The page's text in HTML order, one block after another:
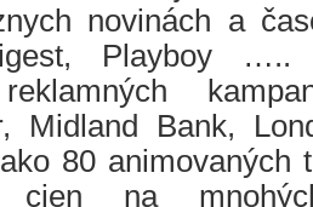
novinách a
Playboy
Midland Bank,
80 animovaných
na mnohých